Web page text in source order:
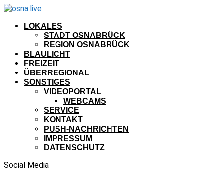
LOKALES
STADT OSNABRÜCK
REGION OSNABRÜCK
BLAULICHT
FREIZEIT
ÜBERREGIONAL
SONSTIGES
VIDEOPORTAL
WEBCAMS
SERVICE
KONTAKT
PUSH-NACHRICHTEN
IMPRESSUM
DATENSCHUTZ
Social Media